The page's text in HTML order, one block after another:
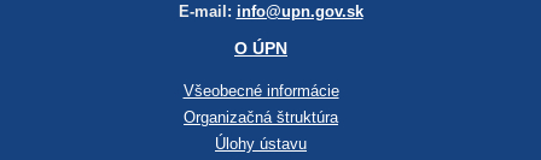
E-mail: info@upn.gov.sk
O ÚPN
Všeobecné informácie
Organizačná štruktúra
Úlohy ústavu